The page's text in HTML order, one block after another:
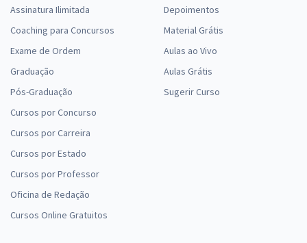
Assinatura Ilimitada
Coaching para Concursos
Exame de Ordem
Graduação
Pós-Graduação
Cursos por Concurso
Cursos por Carreira
Cursos por Estado
Cursos por Professor
Oficina de Redação
Cursos Online Gratuitos
Depoimentos
Material Grátis
Aulas ao Vivo
Aulas Grátis
Sugerir Curso